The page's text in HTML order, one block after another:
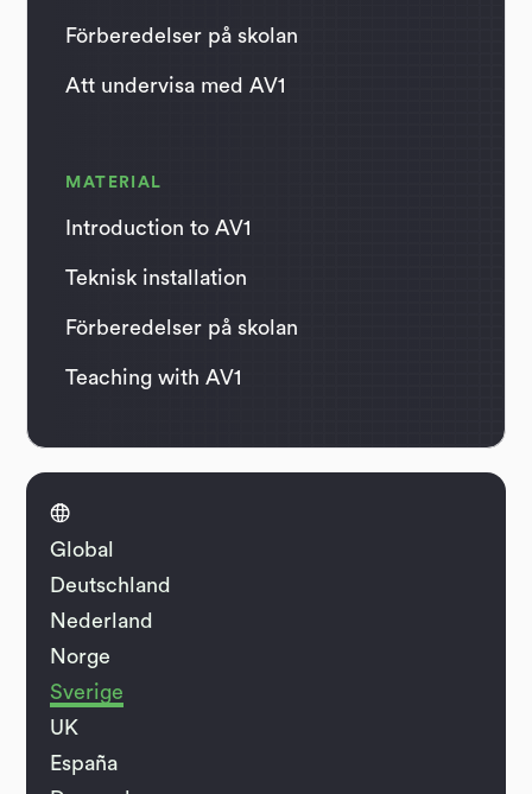
Förberedelser på skolan
Att undervisa med AV1
MATERIAL
Introduction to AV1
Teknisk installation
Förberedelser på skolan
Teaching with AV1

Global
Deutschland
Nederland
Norge
Sverige
UK
España